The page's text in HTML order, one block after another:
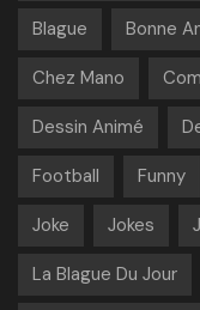
Blague Bonne
Chez Mano
Dessin Animé
Football Funny
Joke Jokes
La Blague Du Jour